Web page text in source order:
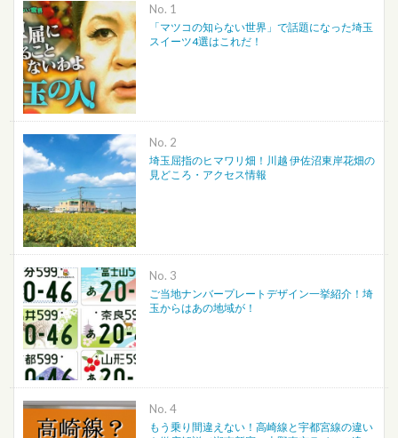
No.
「マツコの知らない世界」で話題になった埼玉
スイーツ4選はこれだ！
No.
埼玉屈指のヒマワリ畑！川越 伊佐沼東岸花畑の
見どころ・アクセス情報
No.
ご当地ナンバープレートデザイン一挙紹介！埼
玉からはあの地域が！
No.
もう乗り間違えない！高崎線と宇都宮線の違い